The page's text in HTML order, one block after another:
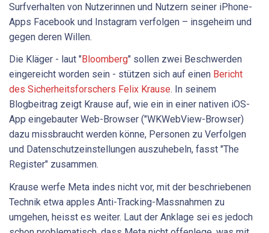
Surfverhalten von Nutzerinnen und Nutzern seiner iPhone-
Apps Facebook und Instagram verfolgen – insgeheim und
gegen deren Willen.
Die Kläger - laut "Bloomberg" sollen zwei Beschwerden
eingereicht worden sein - stützen sich auf einen Bericht
des Sicherheitsforschers Felix Krause. In seinem
Blogbeitrag zeigt Krause auf, wie ein in einer nativen iOS-
App eingebauter Web-Browser ("WKWebView-Browser)
dazu missbraucht werden könne, Personen zu Verfolgen
und Datenschutzeinstellungen auszuhebeln, fasst "The
Register" zusammen.
Krause werfe Meta indes nicht vor, mit der beschriebenen
Technik etwa apples Anti-Tracking-Massnahmen zu
umgehen, heisst es weiter. Laut der Anklage sei es jedoch